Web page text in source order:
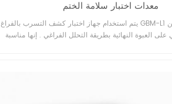
معدات اختبار سلامة الختم
يتم استخدام جهاز اختبار كشف التسرب بالفراغ GBM-L1 لإجراء الكشف عن
العبوة النهائية بطريقة التحلل الفراغي . إنها مناسبة